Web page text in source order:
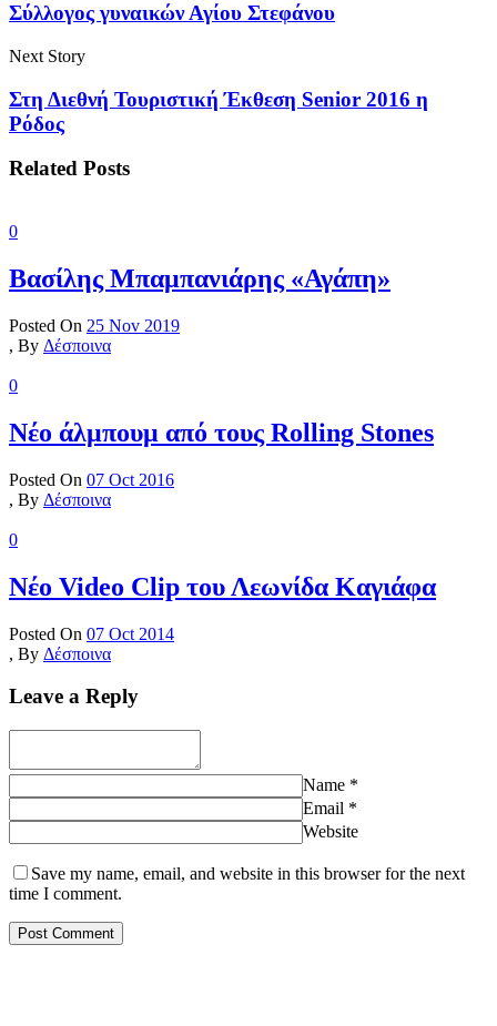
Σύλλογος γυναικών Αγίου Στεφάνου
Next Story
Στη Διεθνή Τουριστική Έκθεση Senior 2016 η
Ρόδος
Related Posts
0
Βασίλης Μπαμπανιάρης «Αγάπη»
Posted On 25 Nov 2019
, By Δέσποινα
0
Νέο άλμπουμ από τους Rolling Stones
Posted On 07 Oct 2016
, By Δέσποινα
0
Νέο Video Clip του Λεωνίδα Καγιάφα
Posted On 07 Oct 2014
, By Δέσποινα
Leave a Reply
Name *
Email *
Website
Save my name, email, and website in this browser for the next
time I comment.